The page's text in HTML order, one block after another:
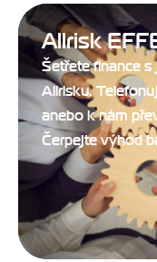
Allrisk
Šetřete finance
Allrisku.
anebo k nám
Čerpejte výhod